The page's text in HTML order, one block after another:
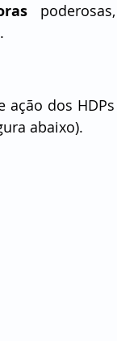
ação dos
abaixo).